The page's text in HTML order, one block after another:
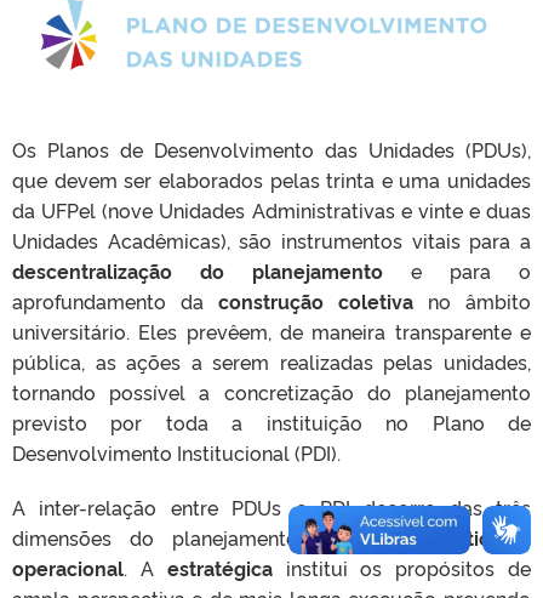
Os Planos de Desenvolvimento das Unidades (PDUs),
que devem ser elaborados pelastrinta e uma unidades
da UFPel (nove Unidades Administrativas e vinte e duas
Unidades Acadêmicas), são instrumentos vitais para a
descentralização do planejamento e para o
aprofundamento da construção coletiva no âmbito
universitário. Eles prevêem, de maneira transparente e
pública, as ações a serem realizadas pelas unidades,
tornando possível a concretização do planejamento
previsto por toda a instituição no Plano de
Desenvolvimento Institucional (PDI).
A inter-relação entre PDUs e PDI decorre das três
dimensões do planejamento:estratégica, tática e
operacional. A estratégica institui os propósitos de